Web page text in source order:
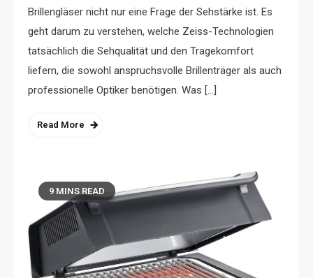
Brillengläser nicht nur eine Frage der Sehstärke ist. Es
geht darum zu verstehen, welche Zeiss-Technologien
tatsächlich die Sehqualität und den Tragekomfort
liefern, die sowohl anspruchsvolle Brillenträger als auch
professionelle Optiker benötigen. Was […]
Read More
9 MINS READ